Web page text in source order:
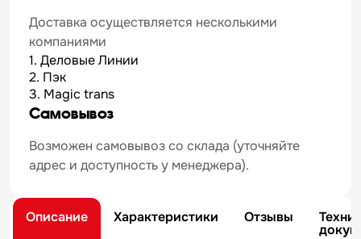
Доставка осуществляется несколькими
компаниями
1. Деловые Линии
2. Пэк
3. Magic trans
Самовывоз
Возможен самовывоз со склада (уточняйте
адрес и доступность у менеджера).
Описание Характеристики Отзывы